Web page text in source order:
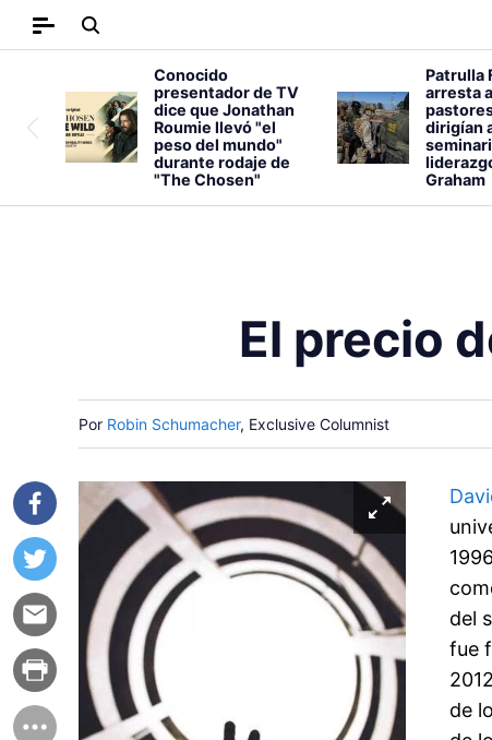
Conocido
presentador de TV
dice que Jonathan
Roumie llevó "el
peso del mundo"
durante rodaje de
"The Chosen"
Patrulla
arresta
dirigían
Graham
El precio
Por Robin Schumacher, Exclusive Columnist
del
fue
de